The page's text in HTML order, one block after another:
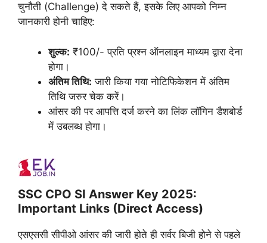
चुनौती (Challenge) दे सकते हैं, इसके लिए आपको निम्न
जानकारी होनी चाहिए:
शुल्क: ₹100/- प्रति प्रश्न ऑनलाइन माध्यम द्वारा देना
होगा।
अंतिम तिथि: जारी किया गया नोटिफिकेशन में अंतिम
तिथि जरुर चेक करें।
आंसर की पर आपत्ति दर्ज करने का लिंक लॉगिन डैशबोर्ड
में उबलब्ध होगा।
SSC CPO SI Answer Key 2025:
Important Links (Direct Access)
एसएससी सीपीओ आंसर की जारी होते ही सर्वर बिजी होने से पहले